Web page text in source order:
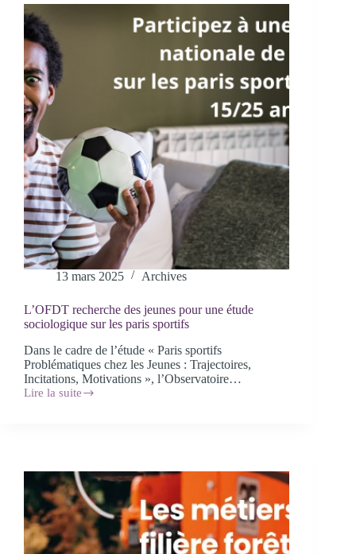
13 mars 2025 Archives
L’OFDT recherche des jeunes pour une étude
sociologique sur les paris sportifs
Dans le cadre de l’étude « Paris sportifs
Problématiques chez les Jeunes : Trajectoires,
Incitations, Motivations », l’Observatoire…
Lire la suite
L’OFDT
étude
sociologique
sur
les
paris
sportifs